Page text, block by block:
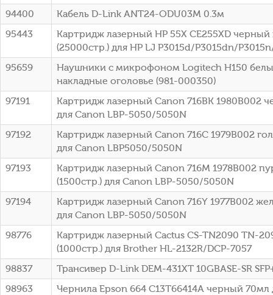
94400
Кабель D-Link ANT24-ODU03M 0.3м
95443
Картридж лазерный HP 55X CE255XD черный
(25000стр.) для HP LJ P3015d/P3015dn/
95659
Наушники с микрофоном Logitech H150
накладные оголовье (981-000350)
97191
Картридж лазерный Canon 716BK 1980B002
для Canon LBP-5050/5050N
97192
Картридж лазерный Canon 716C 1979B002
для Canon LBP5050/5050N
97193
Картридж лазерный Canon 716M 1978B002
(1500стр.) для Canon LBP-5050/5050N
97194
Картридж лазерный Canon 716Y 1977B002
для Canon LBP-5050/5050N
98776
Картридж лазерный Cactus CS-TN2090 TN-
(1000стр.) для Brother HL-2132R/DCP-7057
98837
Трансивер D-Link DEM-431XT 10GBASE-SR
98963
Чернила Epson 664 C13T66414A черный 70мл